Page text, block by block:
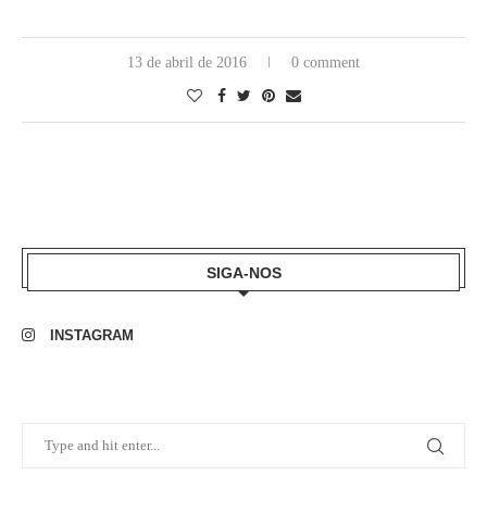
13 de abril de 2016 0 comment
SIGA-NOS
INSTAGRAM